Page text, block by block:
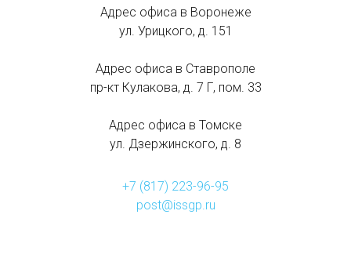
Адрес офиса в Воронеже
ул. Урицкого, д. 151
Адрес офиса в Ставрополе
пр-кт Кулакова, д. 7 Г, пом. 33
Адрес офиса в Томске
ул. Дзержинского, д. 8
+7 (817) 223-96-95
post@issgp.ru